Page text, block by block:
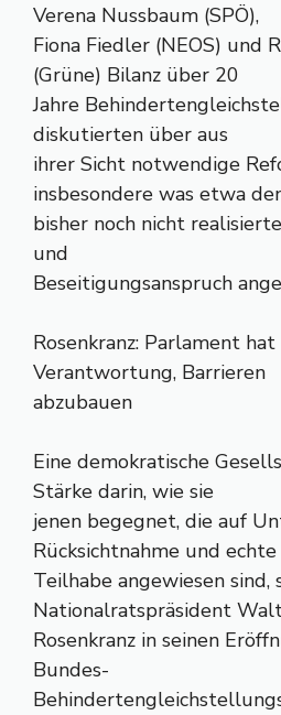
Verena Nussbaum (SPÖ),
Fiona Fiedler (NEOS) und
(Grüne) Bilanz über 20
Jahre
diskutierten über aus
ihrer Sicht notwendige
insbesondere was etwa
bisher noch nicht
und
Beseitigungsanspruch
Rosenkranz: Parlament
Verantwortung, Barrieren
abzubauen
Eine demokratische
Stärke darin, wie sie
jenen begegnet, die auf
Rücksichtnahme und echte
Teilhabe angewiesen
Nationalratspräsident
Rosenkranz in seinen
Bundes-